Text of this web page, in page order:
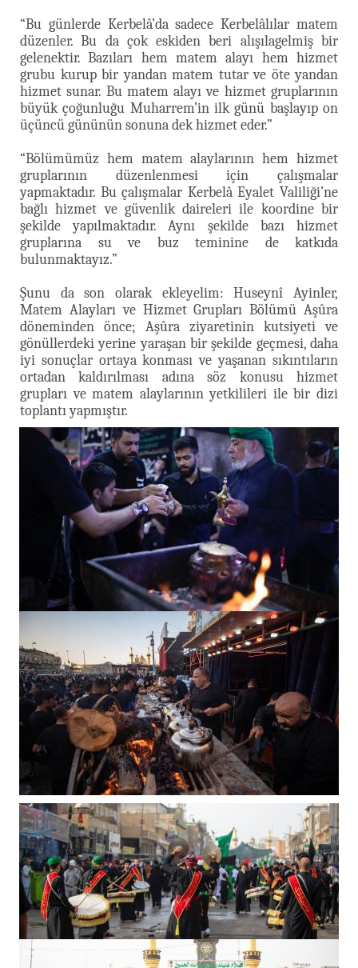
“Bu günlerde Kerbelâ’da sadece Kerbelâlılar matem
düzenler. Bu da çok eskiden beri alışılagelmiş bir
gelenektir. Bazıları hem matem alayı hem hizmet
grubu kurup bir yandan matem tutar ve öte yandan
hizmet sunar. Bu matem alayı ve hizmet gruplarının
büyük çoğunluğu Muharrem’in ilk günü başlayıp on
üçüncü gününün sonuna dek hizmet eder.”
“Bölümümüz hem matem alaylarının hem hizmet
gruplarının düzenlenmesi için çalışmalar
yapmaktadır. Bu çalışmalar Kerbelâ Eyalet Valiliği’ne
bağlı hizmet ve güvenlik daireleri ile koordine bir
şekilde yapılmaktadır. Aynı şekilde bazı hizmet
gruplarına su ve buz teminine de katkıda
bulunmaktayız.”
Şunu da son olarak ekleyelim: Huseynî Ayinler,
Matem Alayları ve Hizmet Grupları Bölümü Aşûra
döneminden önce; Aşûra ziyaretinin kutsiyeti ve
gönüllerdeki yerine yaraşan bir şekilde geçmesi, daha
iyi sonuçlar ortaya konması ve yaşanan sıkıntıların
ortadan kaldırılması adına söz konusu hizmet
grupları ve matem alaylarının yetkilileri ile bir dizi
toplantı yapmıştır.